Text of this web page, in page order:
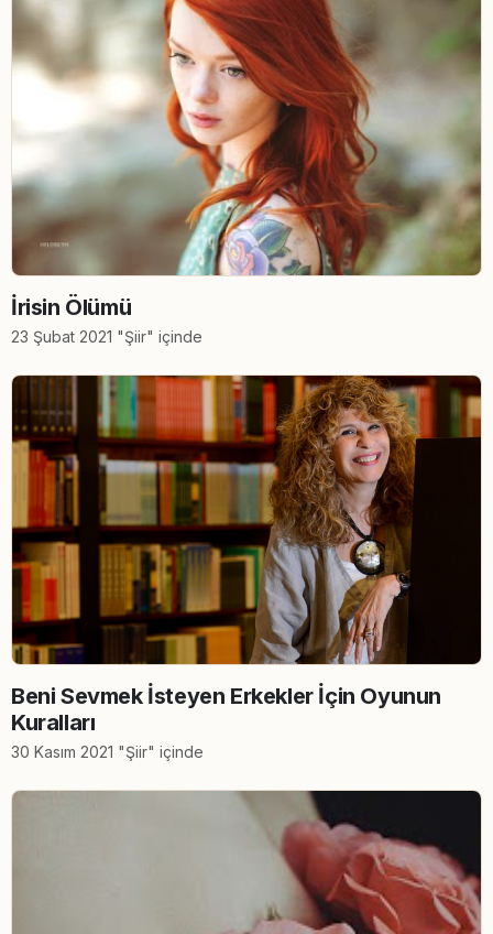
İrisin Ölümü
23 Şubat 2021 "Şiir" içinde
Beni Sevmek İsteyen Erkekler İçin Oyunun
Kuralları
30 Kasım 2021 "Şiir" içinde